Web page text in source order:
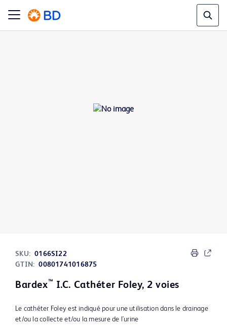
SKU: 0166SI22
GTIN: 00801741016875
Bardex™ I.C. Cathéter Foley, 2 voies
Le cathéter Foley est indiqué pour une utilisation dans le drainage
et/ou la collecte et/ou la mesure de l'urine